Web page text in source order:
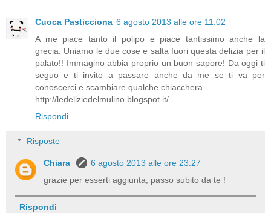
Cuoca Pasticciona 6 agosto 2013 alle ore 11:02
A me piace tanto il polipo e piace tantissimo anche la
grecia. Uniamo le due cose e salta fuori questa delizia per il
palato!! Immagino abbia proprio un buon sapore! Da oggi ti
seguo e ti invito a passare anche da me se ti va per
conoscerci e scambiare qualche chiacchera.
http://ledeliziedelmulino.blogspot.it/
Rispondi
Risposte
Chiara
6 agosto 2013 alle ore 23:27
grazie per esserti aggiunta, passo subito da te !
Rispondi